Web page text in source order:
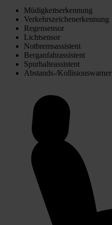
Müdigkeitserkennung
Verkehrszeichenerkennung
Regensensor
Lichtsensor
Notbremsassistent
Berganfahrassistent
Spurhalteassistent
Abstands-/Kollisionswarner